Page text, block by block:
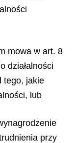
mowa w art. 8
działalności
tego, jakie
lub
przy